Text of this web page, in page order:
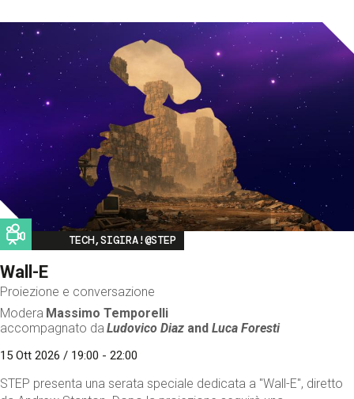
Image
TECH,SIGIRA!@STEP
Wall-E
Proiezione e conversazione
Modera Massimo Temporelli
accompagnato da Ludovico Diaz andLuca Foresti
15 Ott 2026 / 19:00 - 22:00
STEP presenta una serata speciale dedicata a "Wall-E", diretto